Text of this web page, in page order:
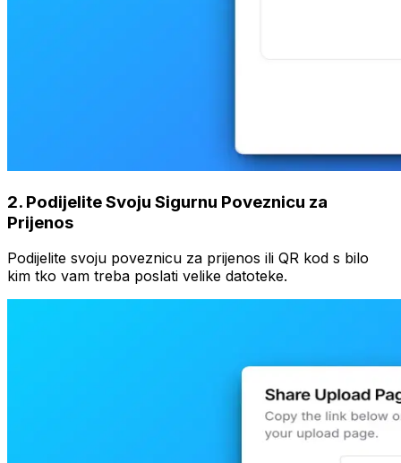
2. Podijelite Svoju Sigurnu Poveznicu za
Prijenos
Podijelite svoju poveznicu za prijenos ili QR kod s bilo
kim tko vam treba poslati velike datoteke.